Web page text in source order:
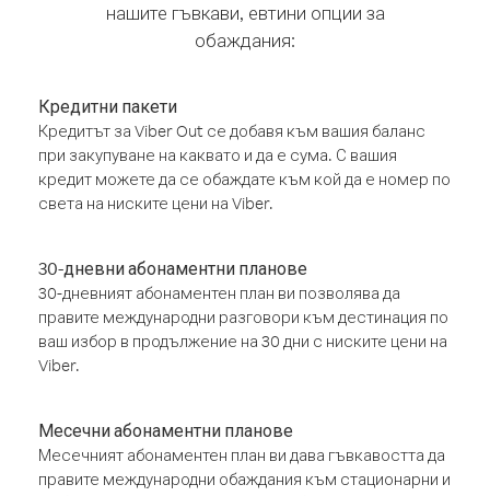
нашите гъвкави, евтини опции за
обаждания:
Кредитни пакети
Кредитът за Viber Out се добавя към вашия баланс
при закупуване на каквато и да е сума. С вашия
кредит можете да се обаждате към кой да е номер по
света на ниските цени на Viber.
30-дневни абонаментни планове
30-дневният абонаментен план ви позволява да
правите международни разговори към дестинация по
ваш избор в продължение на 30 дни с ниските цени на
Viber.
Месечни абонаментни планове
Месечният абонаментен план ви дава гъвкавостта да
правите международни обаждания към стационарни и